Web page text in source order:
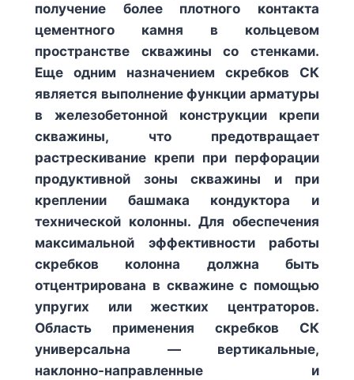
получение более плотного контакта
цементного камня в кольцевом
пространстве скважины со стенками.
Еще одним назначением скребков СК
является выполнение функции арматуры
в железобетонной конструкции крепи
скважины, что предотвращает
растрескивание крепи при перфорации
продуктивной зоны скважины и при
креплении башмака кондуктора и
технической колонны. Для обеспечения
максимальной эффективности работы
скребков колонна должна быть
отцентрирована в скважине с помощью
упругих или жестких центраторов.
Область применения скребков СК
универсальна — вертикальные,
наклонно-направленные и